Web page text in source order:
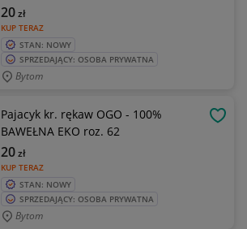
KUP TERAZ
20zł
STAN: NOWY
SPRZEDAJĄCY: OSOBA PRYWATNA
Bytom
Pajacyk kr. rękaw OGO - 100%
BAWEŁNA EKO roz. 62
KUP TERAZ
20zł
STAN: NOWY
SPRZEDAJĄCY: OSOBA PRYWATNA
Bytom